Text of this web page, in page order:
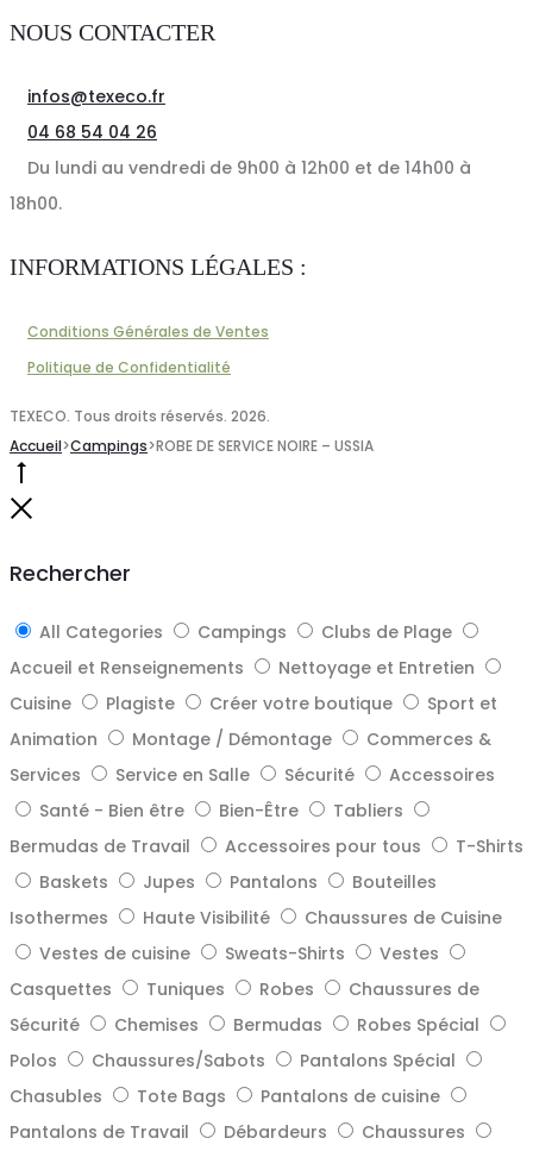
NOUS CONTACTER
infos@texeco.fr
04 68 54 04 26
Du lundi au vendredi de 9h00 à 12h00 et de 14h00 à
18h00.
INFORMATIONS LÉGALES :
Conditions Générales de Ventes
Politique de Confidentialité
TEXECO. Tous droits réservés. 2026.
Accueil>Campings>ROBE DE SERVICE NOIRE – USSIA
Rechercher
All Categories Campings
Clubs de Plage
Accueil et Renseignements
Nettoyage et Entretien
Cuisine
Plagiste Créer votre boutique
Sport et
Animation
Montage / Démontage
Commerces &
Services
Service en Salle Sécurité
Accessoires
Santé - Bien être
Bien-Être
Tabliers
Bermudas de Travail
Accessoires pour tous
T-Shirts
Baskets
Jupes Pantalons
Bouteilles
Isothermes
Haute Visibilité
Chaussures de Cuisine
Vestes de cuisine
Sweats-Shirts
Vestes
Casquettes
Tuniques Robes
Chaussures de
Sécurité
Chemises Bermudas
Robes Spécial
Polos
Chaussures/Sabots
Pantalons Spécial
Chasubles
Tote Bags
Pantalons de cuisine
Pantalons de Travail
Débardeurs
Chaussures